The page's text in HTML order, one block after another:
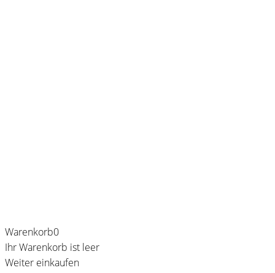
Warenkorb0
Ihr Warenkorb ist leer
Weiter einkaufen